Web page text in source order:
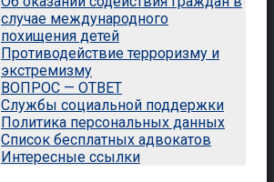
случае международного
похищения детей
Противодействие терроризму и
экстремизму
ВОПРОС — ОТВЕТ
Службы социальной поддержки
Политика персональных данных
Список бесплатных адвокатов
Интересные ссылки